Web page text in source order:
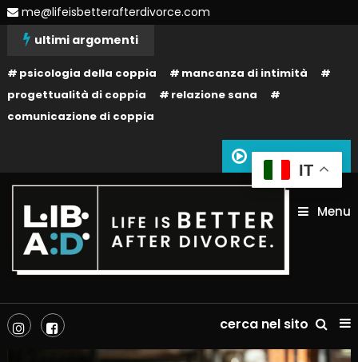
Skipme@lifeisbetterafterdivorce.com
ultimi argomenti
psicologia della coppia
mancanza di intimità
progettualità di coppia
relazione sana
comunicazione di coppia
Siamo in onda
Life is better after divorce –
LIBAD
Menu
cerca nel sito
IT